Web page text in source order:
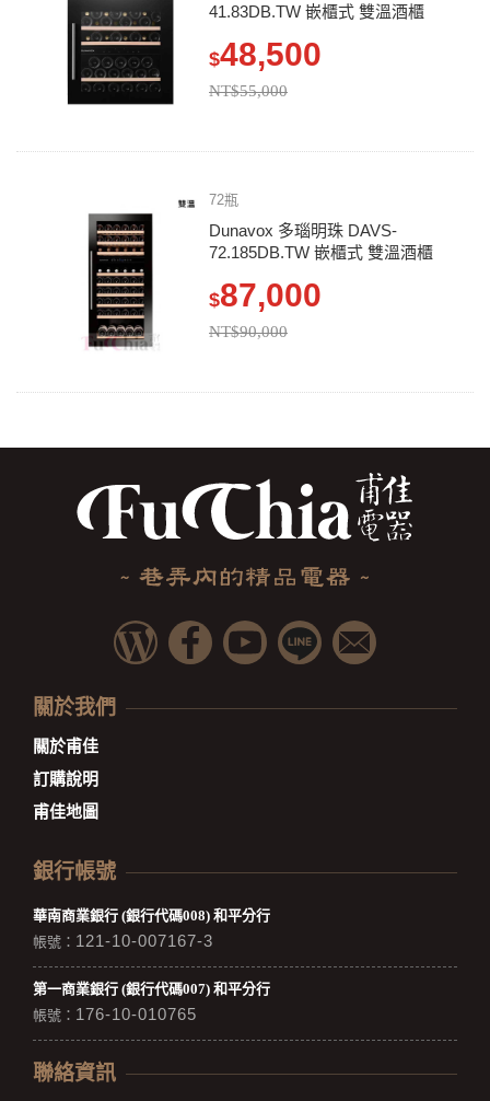
41.83DB.TW 嵌櫃式 雙溫酒櫃
$48,500
NT$55,000
72瓶
Dunavox 多瑙明珠 DAVS-
72.185DB.TW 嵌櫃式 雙溫酒櫃
$87,000
NT$90,000
關於我們
關於甫佳
訂購說明
甫佳地圖
銀行帳號
華南商業銀行 (銀行代碼008) 和平分行
帳號： 121-10-007167-3
第一商業銀行 (銀行代碼007) 和平分行
帳號： 176-10-010765
聯絡資訊